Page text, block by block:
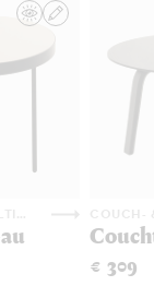
€ 309